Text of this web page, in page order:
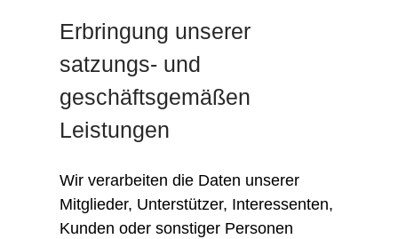
Erbringung unserer
satzungs- und
geschäftsgemäßen
Leistungen
Wir verarbeiten die Daten unserer
Mitglieder, Unterstützer, Interessenten,
Kunden oder sonstiger Personen